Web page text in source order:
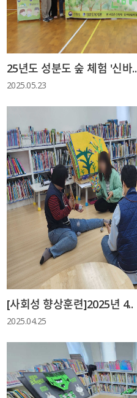
25년도 성분도 숲 체험 '신바..
2025.05.23
[사회성 향상훈련]2025년 4..
2025.04.25